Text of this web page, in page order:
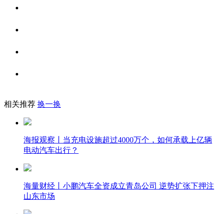
相关推荐 换一换
海报观察丨当充电设施超过4000万个，如何承载上亿辆
电动汽车出行？
海量财经丨小鹏汽车全资成立青岛公司 逆势扩张下押注
山东市场